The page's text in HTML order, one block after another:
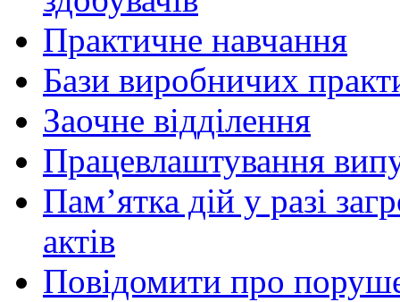
Практичне навчання
Бази виробничих
Заочне відділення
Працевлаштування
Пам’ятка дій у разі
актів
Повідомити про